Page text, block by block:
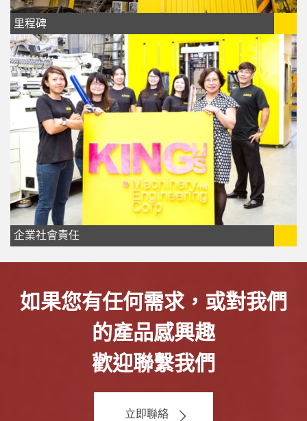
里程碑
企業社會責任
如果您有任何需求，或對我們
的產品感興趣
歡迎聯繫我們
立即聯絡